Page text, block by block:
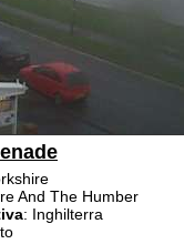
And The Humber
: Inghilterra